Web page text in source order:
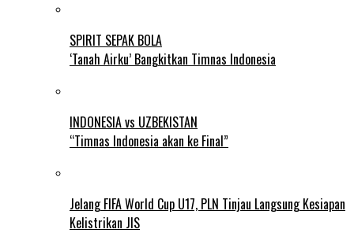
SPIRIT SEPAK BOLA
‘Tanah Airku’ Bangkitkan Timnas Indonesia
INDONESIA vs UZBEKISTAN
“Timnas Indonesia akan ke Final”
Jelang FIFA World Cup U17, PLN Tinjau Langsung Kesiapan
Kelistrikan JIS